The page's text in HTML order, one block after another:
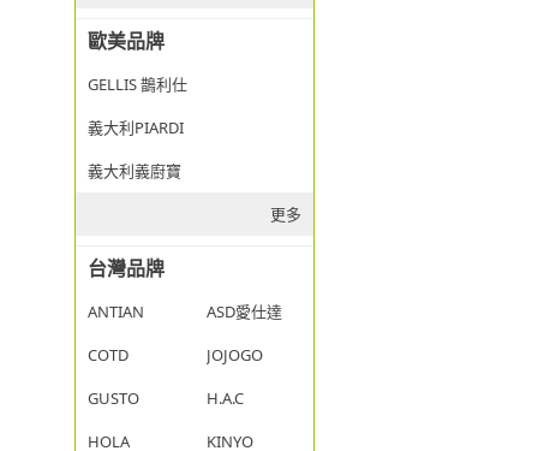
歐美品牌
GELLIS 鵲利仕
義大利PIARDI
義大利義廚寶
更多
台灣品牌
ANTIAN
ASD愛仕達
COTD
JOJOGO
GUSTO
H.A.C
HOLA
KINYO